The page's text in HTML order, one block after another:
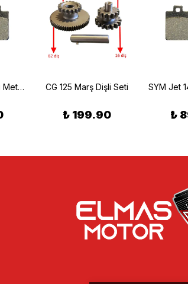
Vespa PX 125 Yarı Metalik Ön Fren Balatası (98/16) Braking 808SM1 CG 125 Marş Dişli Seti
₺ 199.90 ₺